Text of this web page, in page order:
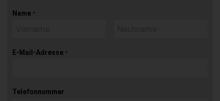
Name *
E-Mail-Adresse *
Telefonnummer